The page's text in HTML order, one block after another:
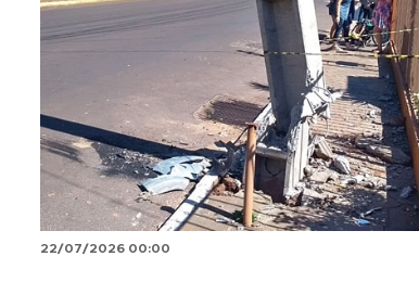
22/07/2026 00:00